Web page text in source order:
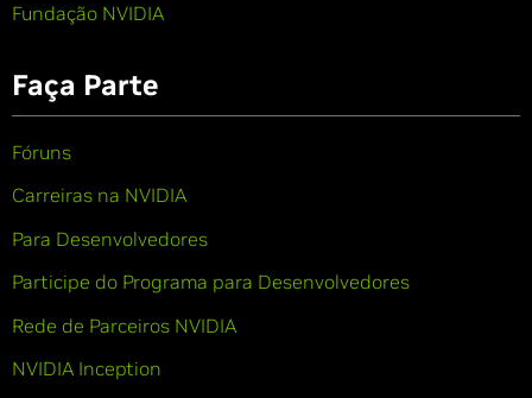
Fundação NVIDIA
Faça Parte
Fóruns
Carreiras na NVIDIA
Para Desenvolvedores
Participe do Programa para Desenvolvedores
Rede de Parceiros NVIDIA
NVIDIA Inception